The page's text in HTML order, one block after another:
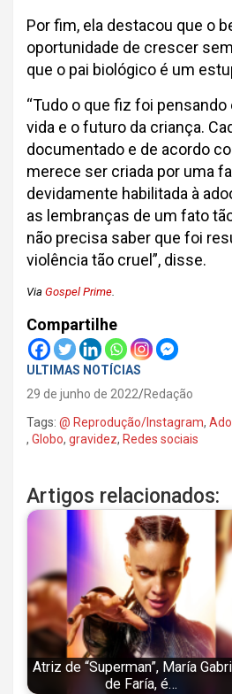
Por fim, ela destacou que o
oportunidade de crescer
que o pai biológico é um
“Tudo o que fiz foi pensando
vida e o futuro da criança.
documentado e de acordo
merece ser criada por uma
devidamente habilitada à
as lembranças de um fato
não precisa saber que foi
violência tão cruel”, disse.
Via Gospel Prime
Compartilhe
ULTIMAS NOTÍCIAS
29 de junho de 2022 Redação
Tags: @ Reprodução/Instagram,
, Globo, gravidez, Redes sociais
Artigos relacionados:
Atriz de “Superman”, María
de Faría, é…